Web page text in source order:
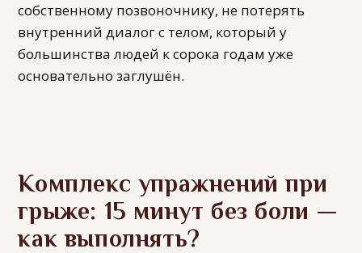
собственному позвоночнику, не потерять
внутренний диалог с телом, который у
большинства людей к сорока годам уже
основательно заглушён.
Комплекс упражнений при
грыже: 15 минут без боли —
как выполнять?